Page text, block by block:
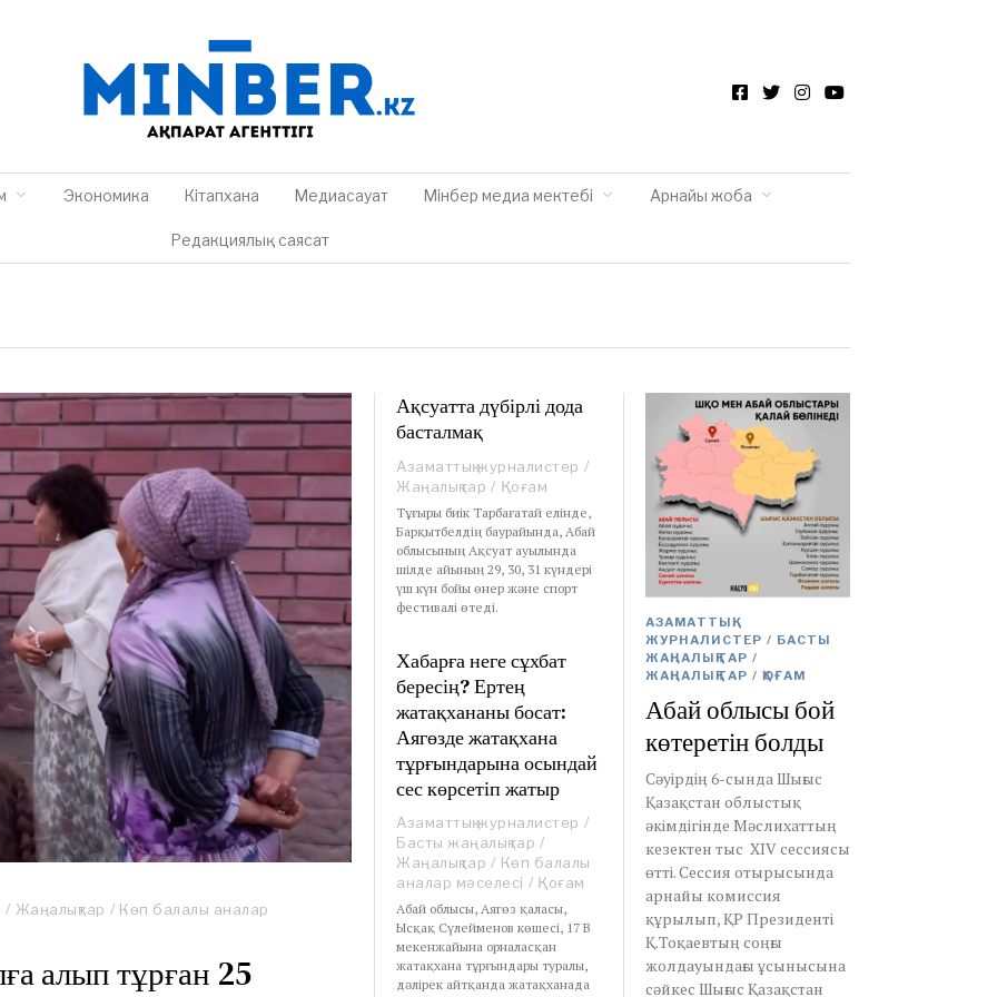
Экономика Кітапхана Медиасауат Мінбер медиа мектебі Арнайы жоба
Редакциялық саясат
/ Жаңалықтар / Көп балалы аналар
алып тұрған 25
АЗАМАТТЫҚ
ЖУРНАЛИСТЕР / БАСТЫ
ЖАҢАЛЫҚТАР /
ЖАҢАЛЫҚТАР / ҚОҒАМ
Абай облысы бой
көтеретін болды
Сәуірдің 6-сында Шығыс
Қазақстан облыстық
әкімдігінде Мәслихаттың
кезектен тыс XIV сессиясы
өтті. Сессия отырысында
арнайы комиссия
құрылып, ҚР Президенті
Қ.Тоқаевтың соңғы
жолдауындағы ұсынысына
сәйкес Шығыс Қазақстан
Ақсуатта дүбірлі дода
басталмақ
Азаматтық журналистер /
Жаңалықтар / Қоғам
Тұғыры биік Тарбағатай елінде,
Барқытбелдің баурайында, Абай
облысының Ақсуат ауылында
шілде айының 29, 30, 31 күндері
үш күн бойы өнер және спорт
фестивалі өтеді.
Хабарға неге сұхбат
бересің? Ертең
жатақхананы босат:
Аягөзде жатақхана
тұрғындарына осындай
сес көрсетіп жатыр
Азаматтық журналистер /
Басты жаңалықтар /
Жаңалықтар / Көп балалы
аналар мәселесі / Қоғам
Абай облысы, Аягөз қаласы,
Ысқақ Сүлейменов көшесі, 17 В
мекенжайына орналасқан
жатақхана тұрғындары туралы,
дәлірек айтқанда жатақханада